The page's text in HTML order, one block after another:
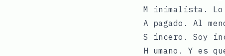
M inimalista.
A pagado. Al
S incero. Soy
H umano. Y es